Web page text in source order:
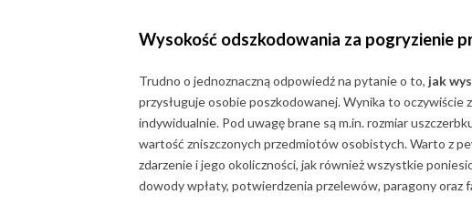
Wysokość odszkodowania za pogryzienie
Trudno o jednoznaczną odpowiedź na pytanie o to, jak
przysługuje osobie poszkodowanej. Wynika to
indywidualnie. Pod uwagę brane są m.in. rozmiar
wartość zniszczonych przedmiotów osobistych. Warto z
zdarzenie i jego okoliczności, jak również wszystkie
dowody wpłaty, potwierdzenia przelewów, paragony oraz